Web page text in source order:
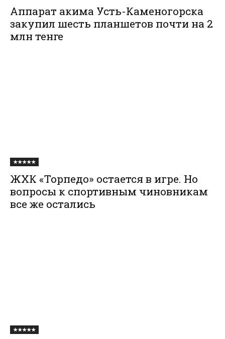
Аппарат акима Усть-Каменогорска
закупил шесть планшетов почти на 2
млн тенге
★★★★★
ЖХК «Торпедо» остается в игре. Но
вопросы к спортивным чиновникам
все же остались
★★★★★